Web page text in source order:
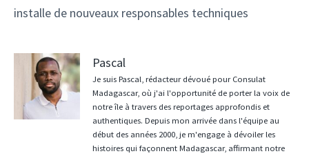
installe de nouveaux responsables techniques
Pascal
Je suis Pascal, rédacteur dévoué pour Consulat
Madagascar, où j'ai l'opportunité de porter la voix de
notre île à travers des reportages approfondis et
authentiques. Depuis mon arrivée dans l'équipe au
début des années 2000, je m'engage à dévoiler les
histoires qui façonnent Madagascar, affirmant notre